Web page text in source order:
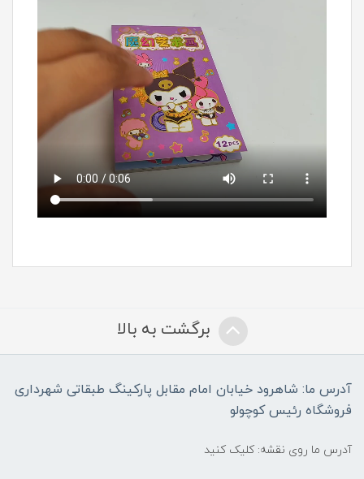
برگشت به بالا
آدرس ما: شاهرود خیابان امام مقابل پارکینگ طبقاتی شهرداری
فروشگاه رئیس کوچولو
آدرس ما روی نقشه: کلیک کنید